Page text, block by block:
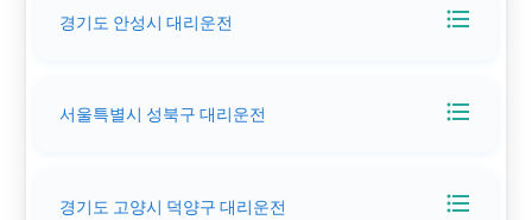
경기도 안성시 대리운전 format_list_bulleted
서울특별시 성북구 대리운전 format_list_bulleted
경기도 고양시 덕양구 대리운전 format_list_bulleted